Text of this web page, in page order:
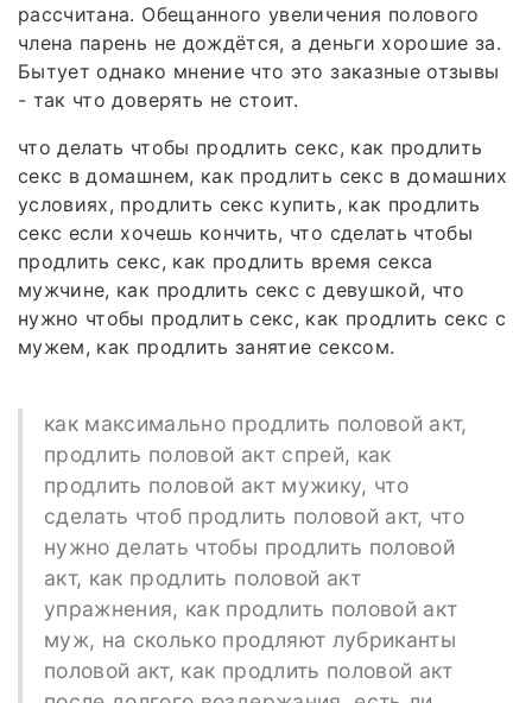
рассчитана. Обещанного увеличения полового
члена парень не дождётся, а деньги хорошие за.
Бытует однако мнение что это заказные отзывы
- так что доверять не стоит.
что делать чтобы продлить секс, как продлить
секс в домашнем, как продлить секс в домашних
условиях, продлить секс купить, как продлить
секс если хочешь кончить, что сделать чтобы
продлить секс, как продлить время секса
мужчине, как продлить секс с девушкой, что
нужно чтобы продлить секс, как продлить секс с
мужем, как продлить занятие сексом.
как максимально продлить половой акт,
продлить половой акт спрей, как
продлить половой акт мужику, что
сделать чтоб продлить половой акт, что
нужно делать чтобы продлить половой
акт, как продлить половой акт
упражнения, как продлить половой акт
муж, на сколько продляют лубриканты
половой акт, как продлить половой акт